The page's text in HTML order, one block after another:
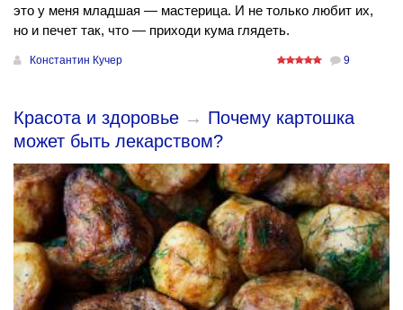
это у меня младшая — мастерица. И не только любит их,
но и печет так, что — приходи кума глядеть.
Константин Кучер 9
Красота и здоровье → Почему картошка
может быть лекарством?